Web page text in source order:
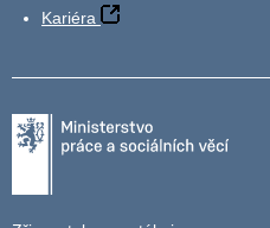
Kariéra